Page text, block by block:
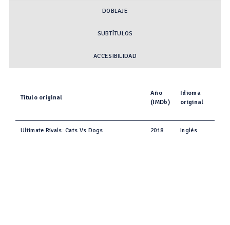
DOBLAJE
SUBTÍTULOS
ACCESIBILIDAD
Título original
Año
(IMDb)
Idioma
original
Ultimate Rivals: Cats Vs Dogs 2018 Inglés